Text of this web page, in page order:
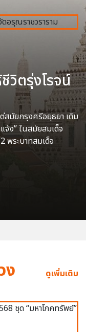
ชีวิตรุ่งโรจน์
สมัยกรุงศรีอยุธยา เดิม
จ้ง” ในสมัยสมเด็จ
พระบาทสมเด็จ
ง ดูเพิ่มเติม